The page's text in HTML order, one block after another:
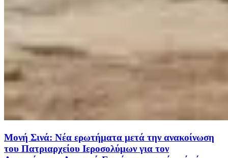
Μονή Σινά: Νέα ερωτήματα μετά την ανακοίνωση
του Πατριαρχείου Ιεροσολύμων για τον